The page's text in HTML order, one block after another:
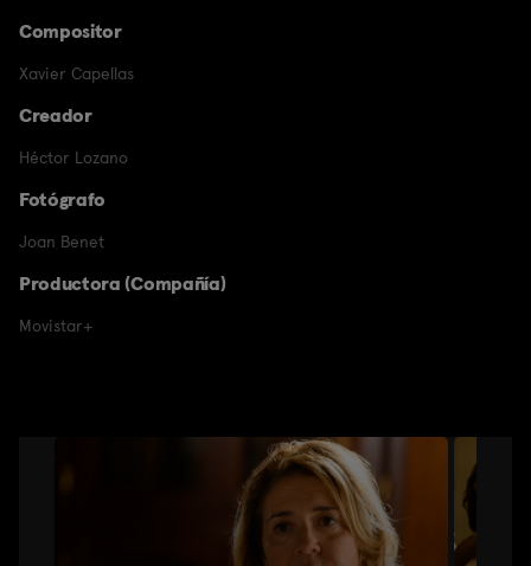
Compositor
Xavier Capellas
Creador
Héctor Lozano
Fotógrafo
Joan Benet
Productora (Compañía)
Movistar+